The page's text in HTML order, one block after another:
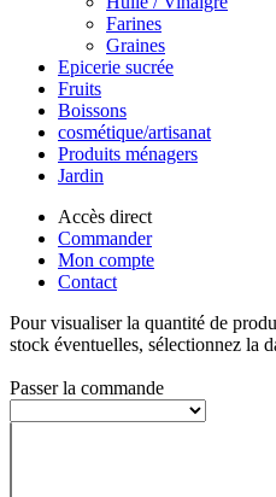
Farines
Graines
Epicerie sucrée
Fruits
Boissons
cosmétique/artisanat
Produits ménagers
Jardin
Accès direct
Commander
Mon compte
Contact
Pour visualiser la quantité de
stock éventuelles, sélectionnez la
Passer la commande